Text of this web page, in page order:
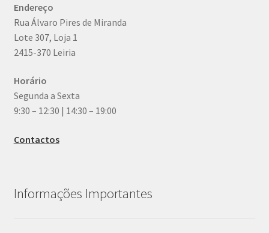
Endereço
Rua Álvaro Pires de Miranda
Lote 307, Loja 1
2415-370 Leiria
Horário
Segunda a Sexta
9:30 – 12:30 | 14:30 – 19:00
Contactos
Informações Importantes